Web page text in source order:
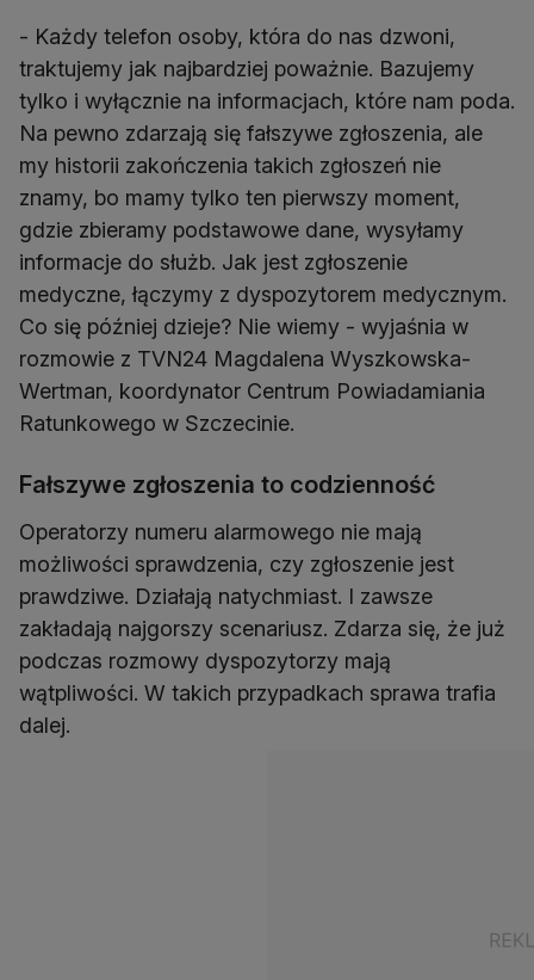
- Każdy telefon osoby, która do nas dzwoni,
traktujemy jak najbardziej poważnie. Bazujemy
tylko i wyłącznie na informacjach, które nam poda.
Na pewno zdarzają się fałszywe zgłoszenia, ale
my historii zakończenia takich zgłoszeń nie
znamy, bo mamy tylko ten pierwszy moment,
gdzie zbieramy podstawowe dane, wysyłamy
informacje do służb. Jak jest zgłoszenie
medyczne, łączymy z dyspozytorem medycznym.
Co się później dzieje? Nie wiemy - wyjaśnia w
rozmowie z TVN24 Magdalena Wyszkowska-
Wertman, koordynator Centrum Powiadamiania
Ratunkowego w Szczecinie.
Fałszywe zgłoszenia to codzienność
Operatorzy numeru alarmowego nie mają
możliwości sprawdzenia, czy zgłoszenie jest
prawdziwe. Działają natychmiast. I zawsze
zakładają najgorszy scenariusz. Zdarza się, że już
podczas rozmowy dyspozytorzy mają
wątpliwości. W takich przypadkach sprawa trafia
dalej.